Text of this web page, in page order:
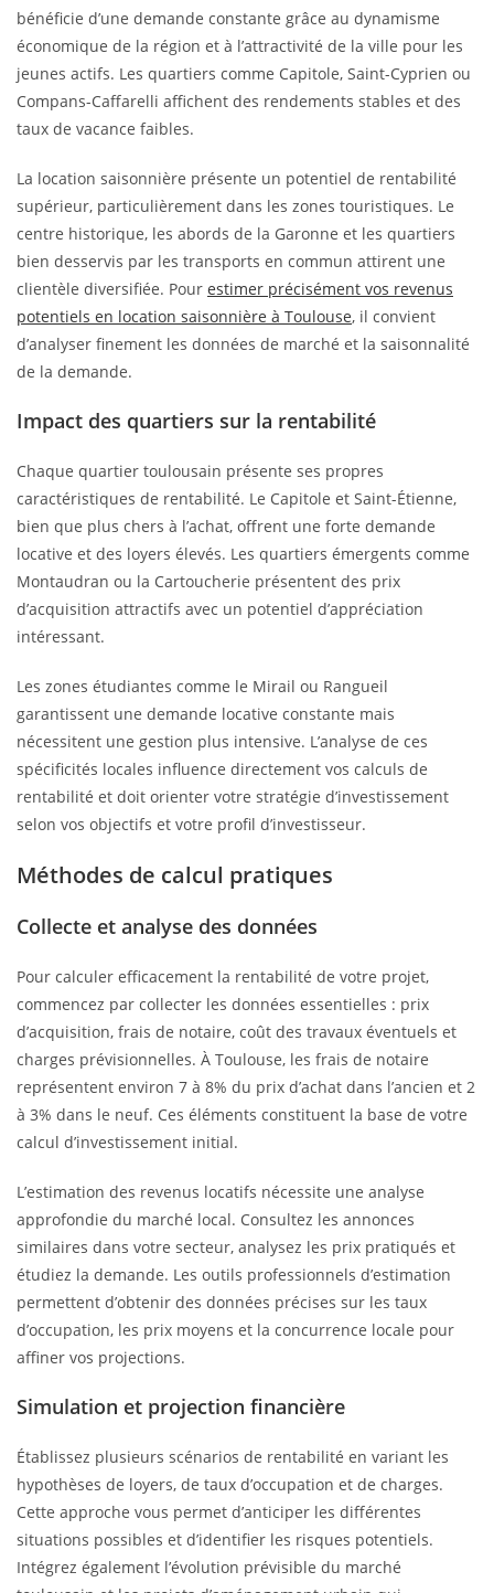
bénéficie d’une demande constante grâce au dynamisme
économique de la région et à l’attractivité de la ville pour les
jeunes actifs. Les quartiers comme Capitole, Saint-Cyprien ou
Compans-Caffarelli affichent des rendements stables et des
taux de vacance faibles.
La location saisonnière présente un potentiel de rentabilité
supérieur, particulièrement dans les zones touristiques. Le
centre historique, les abords de la Garonne et les quartiers
bien desservis par les transports en commun attirent une
clientèle diversifiée. Pour estimer précisément vos revenus
potentiels en location saisonnière à Toulouse, il convient
d’analyser finement les données de marché et la saisonnalité
de la demande.
Impact des quartiers sur la rentabilité
Chaque quartier toulousain présente ses propres
caractéristiques de rentabilité. Le Capitole et Saint-Étienne,
bien que plus chers à l’achat, offrent une forte demande
locative et des loyers élevés. Les quartiers émergents comme
Montaudran ou la Cartoucherie présentent des prix
d’acquisition attractifs avec un potentiel d’appréciation
intéressant.
Les zones étudiantes comme le Mirail ou Rangueil
garantissent une demande locative constante mais
nécessitent une gestion plus intensive. L’analyse de ces
spécificités locales influence directement vos calculs de
rentabilité et doit orienter votre stratégie d’investissement
selon vos objectifs et votre profil d’investisseur.
Méthodes de calcul pratiques
Collecte et analyse des données
Pour calculer efficacement la rentabilité de votre projet,
commencez par collecter les données essentielles : prix
d’acquisition, frais de notaire, coût des travaux éventuels et
charges prévisionnelles. À Toulouse, les frais de notaire
représentent environ 7 à 8% du prix d’achat dans l’ancien et 2
à 3% dans le neuf. Ces éléments constituent la base de votre
calcul d’investissement initial.
L’estimation des revenus locatifs nécessite une analyse
approfondie du marché local. Consultez les annonces
similaires dans votre secteur, analysez les prix pratiqués et
étudiez la demande. Les outils professionnels d’estimation
permettent d’obtenir des données précises sur les taux
d’occupation, les prix moyens et la concurrence locale pour
affiner vos projections.
Simulation et projection financière
Établissez plusieurs scénarios de rentabilité en variant les
hypothèses de loyers, de taux d’occupation et de charges.
Cette approche vous permet d’anticiper les différentes
situations possibles et d’identifier les risques potentiels.
Intégrez également l’évolution prévisible du marché